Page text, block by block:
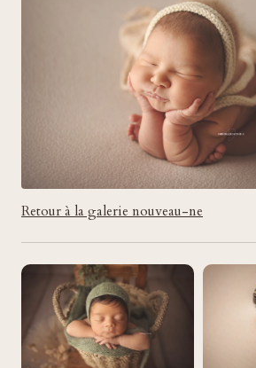
Retour à la galerie nouveau-ne